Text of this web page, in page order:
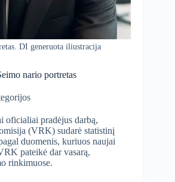
DI generuota iliustracija
nario portretas
oficialiai pradėjus darbą,
(VRK) sudarė statistinį
duomenis, kuriuos naujai
pateikė dar vasarą,
rinkimuose.